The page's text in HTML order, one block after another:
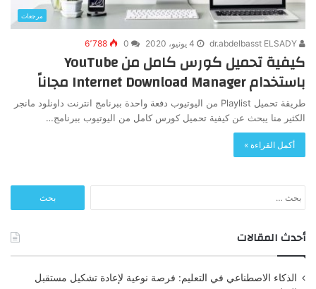
مرجعات
4 يونيو، 2020 0 6٬788
كيفية تحميل كورس كامل من YouTube
باستخدام Internet Download Manager مجاناً
طريقة تحميل Playlist من اليوتيوب دفعة واحدة ببرنامج انترنت داونلود مانجر
الكثير منا يبحث عن كيفية تحميل كورس كامل من اليوتيوب ببرنامج…
أكمل القراءة »
عن:
أحدث المقالات
الذكاء الاصطناعي في التعليم: فرصة نوعية لإعادة تشكيل مستقبل